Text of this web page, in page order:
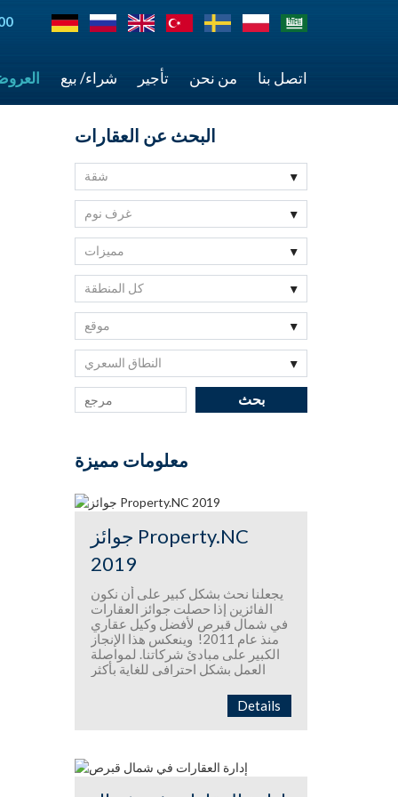
شراء/ بيع تأجير من نحن اتصل بنا
البحث عن العقارات
شقة
غرف نوم
مميزات
كل المنطقة
موقع
النطاق السعري
معلومات مميزة
جوائز Property.NC
2019
يجعلنا نحث بشكل كبير على أن نكون
الفائزين إذا حصلت جوائز العقارات
في شمال قبرص لأفضل وكيل عقاري
منذ عام 2011! وينعكس هذا الإنجاز
الكبير على مبادئ شركاتنا. لمواصلة
العمل بشكل احترافي للغاية بأكثر
الدوليين بأفضل طريقة ممكنة
وتحسين خدماتنا الممتازة باستمرار.
منظمة مرموقة مثل مجلة
PropertuNC التي خططت وأعدت
حفل توزيع الجوائز والحدث. إن
Details